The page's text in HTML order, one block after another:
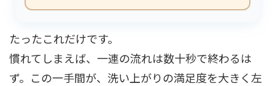
たったこれだけです。
慣れてしまえば、一連の流れは数十秒で終わるは
ず。この一手間が、洗い上がりの満足度を大きく左